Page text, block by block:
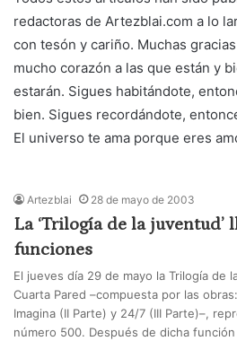
redactoras de Artezblai.com a lo
con tesón y cariño. Muchas
mucho corazón a las que están y
estarán. Sigues habitándote,
bien. Sigues recordándote,
El universo te ama porque eres
Artezblai 28 de mayo de 2003
La ‘Trilogía de la juventud’
funciones
El jueves día 29 de mayo la Trilogía de
Cuarta Pared –compuesta por las
Imagina (II Parte) y 24/7 (III Parte)–,
número 500. Después de dicha